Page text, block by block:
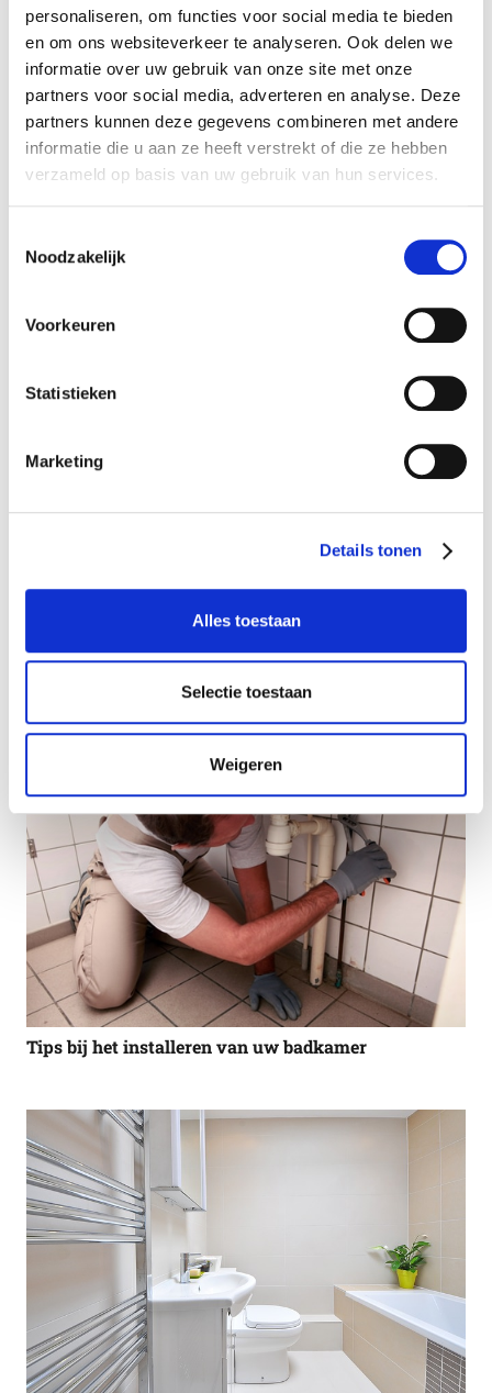
personaliseren, om functies voor social media te bieden
en om ons websiteverkeer te analyseren. Ook delen we
informatie over uw gebruik van onze site met onze
partners voor social media, adverteren en analyse. Deze
partners kunnen deze gegevens combineren met andere
informatie die u aan ze heeft verstrekt of die ze hebben
verzameld op basis van uw gebruik van hun services.
Noodzakelijk
Voorkeuren
Statistieken
Marketing
Details tonen
Alles toestaan
Selectie toestaan
Weigeren
Steeds meer huishoudens kiezen voor een urinoir
Tips bij het installeren van uw badkamer